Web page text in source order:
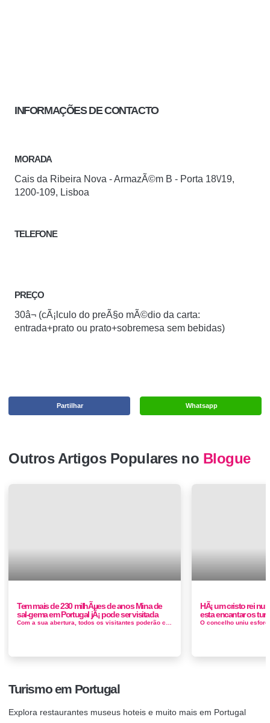
INFORMAÇÕES DE CONTACTO
MORADA
Cais da Ribeira Nova - ArmazÃ©m B - Porta 18\/19,
1200-109, Lisboa
TELEFONE
PREÇO
30â¬ (cÃ¡lculo do preÃ§o mÃ©dio da carta:
entrada+prato ou prato+sobremesa sem bebidas)
Whatsapp
Partilhar
Outros Artigos Populares no Blogue
Tem mais de 230 milhÃµes de anos Mina de
sal-gema em Portugal jÃ¡ pode ser visitada
HÃ¡ um cristo rei
esta encantar os
Turismo em Portugal
Explora restaurantes museus hoteis e muito mais em Portugal